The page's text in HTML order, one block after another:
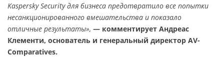
Kaspersky Security для бизнеса предотвратило все попытки
несанкционированного вмешательства и показало
отличные результаты», — комментирует Андреас
Клементи, основатель и генеральный директор AV-
Comparatives.